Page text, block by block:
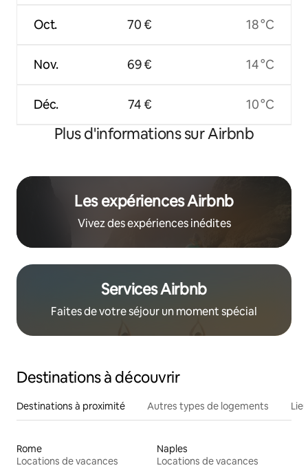
Oct.
Nov.
Déc.
70 €
69 €
74 €
18 °C
14 °C
10 °C
Plus d'informations sur Airbnb
Les expériences Airbnb
Vivez des expériences inédites
Services Airbnb
Faites de votre séjour un moment spécial
Destinations à découvrir
Destinations à proximité Autres types de logements
Rome
Locations de vacances
Naples
Locations de vacances